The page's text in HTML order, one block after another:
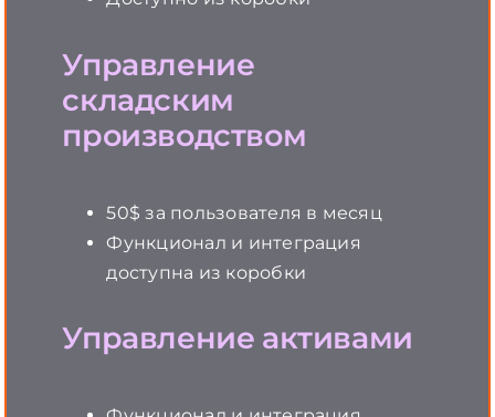
Управление
складским
производством
50$ за пользователя в месяц
Функционал и интеграция
доступна из коробки
Управление активами